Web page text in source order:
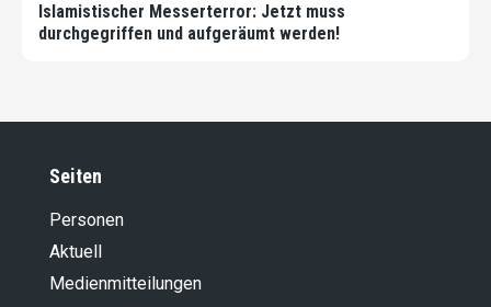
Islamistischer Messerterror: Jetzt muss
durchgegriffen und aufgeräumt werden!
Seiten
Personen
Aktuell
Medienmitteilungen